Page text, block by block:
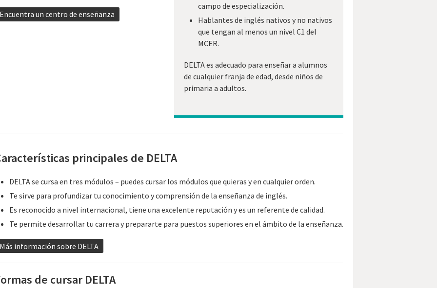
un centro de enseñanza
campo de especialización.
Hablantes de inglés nativos y no nativos
que tengan al menos un nivel C1 del
MCER.
DELTA es adecuado para enseñar a alumnos
de cualquier franja de edad, desde niños de
primaria a adultos.
principales de DELTA
DELTA se cursa en tres módulos – puedes cursar los módulos que quieras y en cualquier orden.
Te sirve para profundizar tu conocimiento y comprensión de la enseñanza de inglés.
Es reconocido a nivel internacional, tiene una excelente reputación y es un referente de calidad.
Te permite desarrollar tu carrera y prepararte para puestos superiores en el ámbito de la enseñanza.
información sobre DELTA
de cursar DELTA